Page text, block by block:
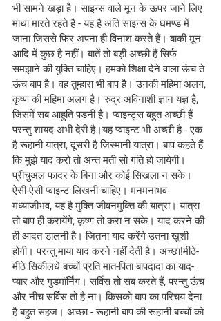
भी सामने खड़ा है। साइन्स वाले मून के ऊपर जाने लिए
माथा मारते रहते हैं - यह है अति साइन्स के घमण्ड में
जाना जिससे फिर अपना ही विनाश करते हैं। बाकी मून
आदि में कुछ है नहीं। बातें तो बड़ी अच्छी हैं सिर्फ
समझाने की युक्ति चाहिए। हमको शिक्षा देने वाला ऊंच ते
ऊंच बाप है। वह तुम्हारा भी बाप है। उनकी महिमा अलग,
कृष्ण की महिमा अलग है। रुद्र अविनाशी ज्ञान यज्ञ है,
जिसमें सब आहुति पड़नी है। प्वाइन्ट्स बहुत अच्छी हैं
परन्तु शायद अभी देरी है।यह प्वाइन्ट भी अच्छी है - एक
है रूहानी यात्रा, दूसरी है जिस्मानी यात्रा। बाप कहते हैं
कि मुझे याद करो तो अन्त मती सो गति हो जायेगी।
प्रीचुअल फादर के बिना और कोई सिखला न सके।
ऐसी-ऐसी प्वाइन्ट लिखनी चाहिए। मनमनाभव-
मध्याजीभव, यह है मुक्ति-जीवनमुक्ति की यात्रा। यात्रा
तो बाप ही करायेंगे, कृष्ण तो करा न सके। याद करने की
ही आदत डालनी है। जितना याद करेंगे उतना खुशी
होगी। परन्तु माया याद करने नहीं देती है। अच्छा!मीठे-
मीठे सिकीलधे बच्चों प्रति मात-पिता बापदादा का याद-
प्यार और गुडमॉर्निंग। सर्विस तो सब करते हैं, परन्तु ऊंच
और नीच सर्विस तो है ना। किसको बाप का परिचय देना
है बहुत सहज। अच्छा - रूहानी बाप की रूहानी बच्चों को